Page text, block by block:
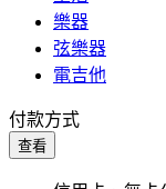
樂器
弦樂器
電吉他
付款方式
查看